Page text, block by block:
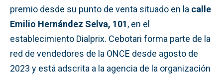
premio desde su punto de venta situado en la calle
Emilio Hernández Selva, 101, en el
establecimiento Dialprix. Cebotari forma parte de la
red de vendedores de la ONCE desde agosto de
2023 y está adscrita a la agencia de la organización